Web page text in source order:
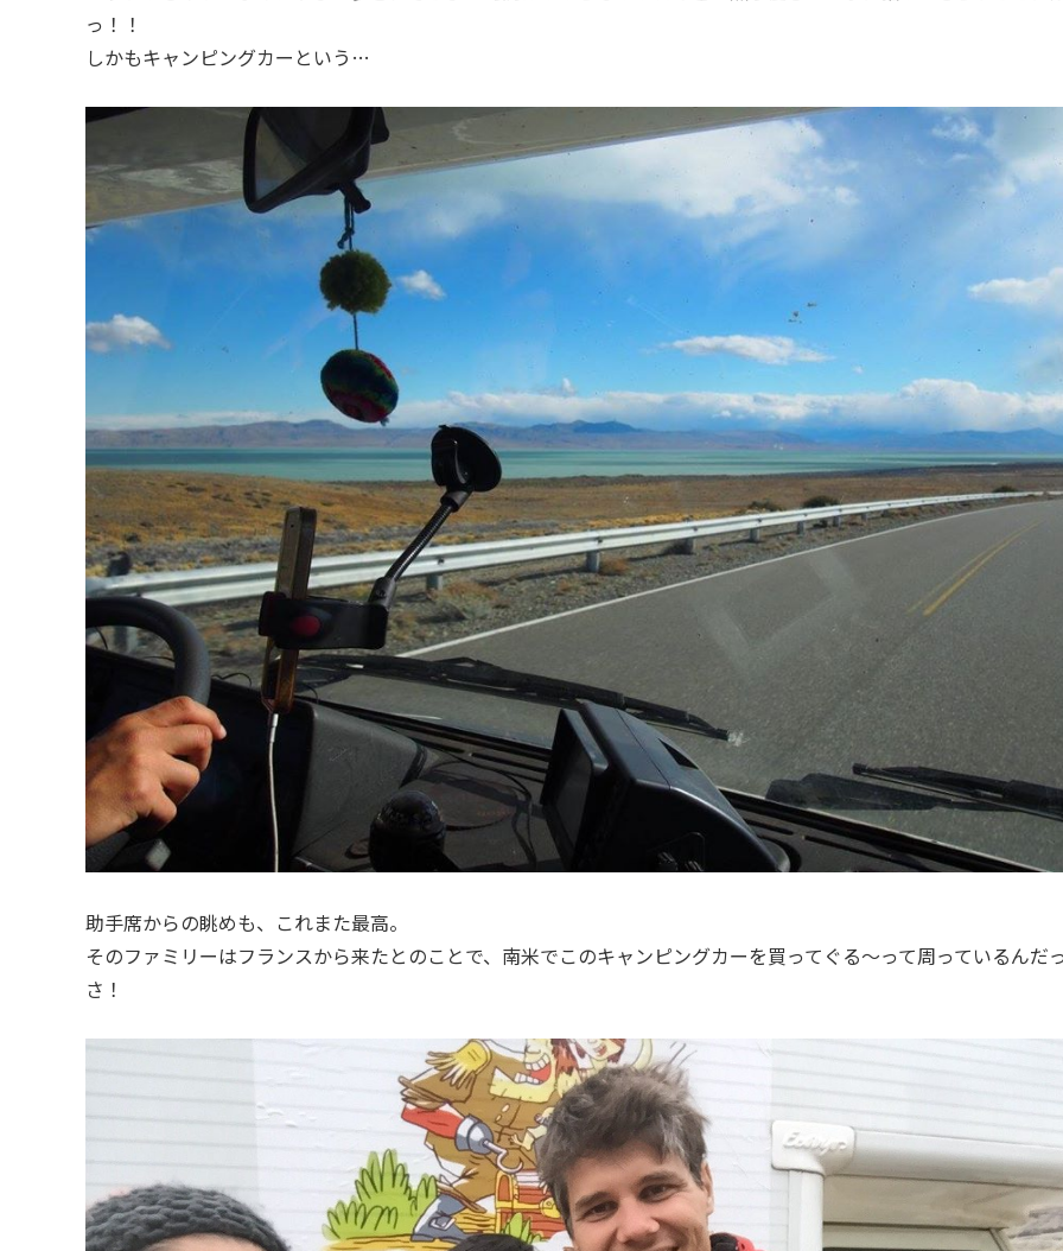
っ！！
しかもキャンピングカーという…
助手席からの眺めも、これまた最高。
そのファミリーはフランスから来たとのことで、南米でこのキャンピングカーを買ってぐる〜って周っているんだ
さ！